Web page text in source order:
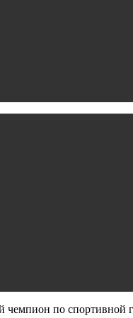
по спортивной